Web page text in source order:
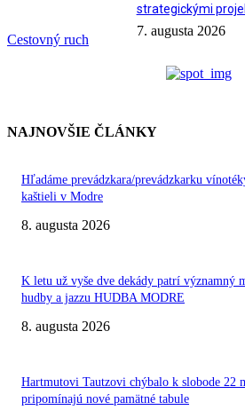
Cestovný ruch
strategickými
7. augusta 2026
NAJNOVŠIE ČLÁNKY
Hľadáme prevádzkara/prevádzkarku
kaštieli v Modre
8. augusta 2026
K letu už vyše dve dekády patrí významný
hudby a jazzu HUDBA MODRE
8. augusta 2026
Hartmutovi Tautzovi chýbalo k slobode 22
pripomínajú nové pamätné tabule